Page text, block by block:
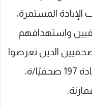
المستمرة،
واستهدافهم
الذين تعرضوا
للاعتقال أو الاحتجاز منذ اندلاع الإبادة 197 صحفيًا/ة،